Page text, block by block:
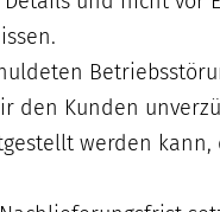
den Kunden
werden